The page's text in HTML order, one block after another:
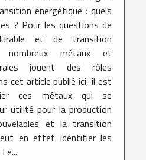
énergétique : quels
? Pour les questions de
et de transition
nombreux métaux et
jouent des rôles
cet article publié ici, il est
ces métaux qui se
utilité pour la production
et la transition
en effet identifier les